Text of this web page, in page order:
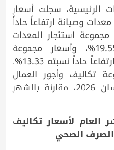
الرئيسية، سجلت أسعار
وصيانة ارتفاعاً حاداً
وأسعار مجموعة استئجار المعدات
ارتفاعاً حاداً نسبته 19.55%، وأسعار مجموعة
الخامات والمواد الأولية ارتفاعاً حاداً نسبته 13.33%،
تكاليف وأجور العمال
استقراراً خلال شهر نيسان 2026، مقارنة بالشهر
العام لأسعار تكاليف
الصحي